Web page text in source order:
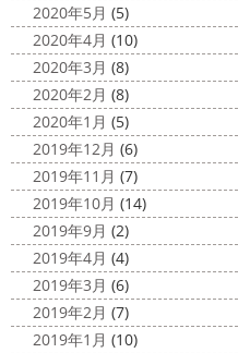
2020年5月 (5)
2020年4月 (10)
2020年3月 (8)
2020年2月 (8)
2020年1月 (5)
2019年12月 (6)
2019年11月 (7)
2019年10月 (14)
2019年9月 (2)
2019年4月 (4)
2019年3月 (6)
2019年2月 (7)
2019年1月 (10)